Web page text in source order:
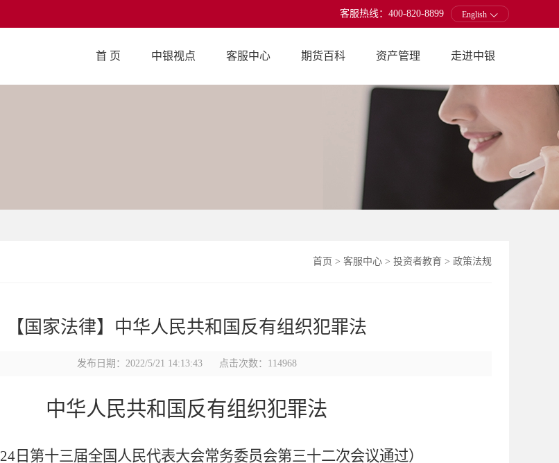
客服热线：400-820-8899 English
首 页 中银视点 客服中心 期货百科 资产管理 走进中银
首页 > 客服中心 > 投资者教育 > 政策法规
【国家法律】中华人民共和国反有组织犯罪法
发布日期：2022/5/21 14:13:43 点击次数：114968
中华人民共和国反有组织犯罪法
24 日第十三届全国人民代表大会常务委员会第三十二次会议通过）